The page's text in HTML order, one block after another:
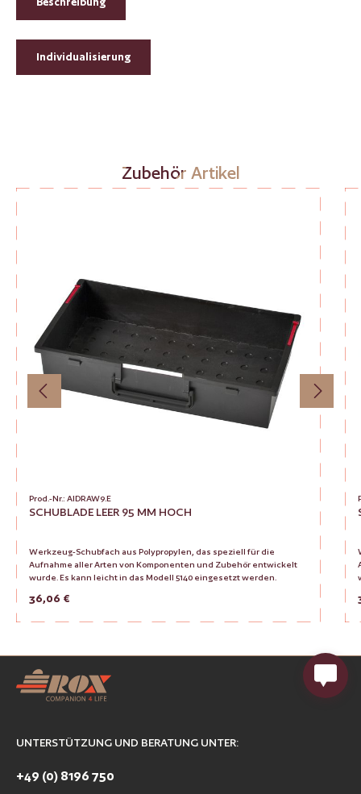
Individualisierung
Produktgalerie überspringenZubehör Artikel
Prod.-Nr.: AIDRAW9.E
SCHUBLADE LEER 95 MM HOCH
Werkzeug-Schubfach aus Polypropylen, das speziell für die
Aufnahme aller Arten von Komponenten und Zubehör entwickelt
wurde. Es kann leicht in das Modell 5140 eingesetzt werden.
Regulärer Preis:
36,06 €
Produkt Anzahl: Gib den
UNTERSTÜTZUNG UND BERATUNG UNTER:
+49 (0) 8196 750